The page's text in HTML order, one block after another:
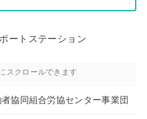
ートステーション
協同組合労協センター事業団